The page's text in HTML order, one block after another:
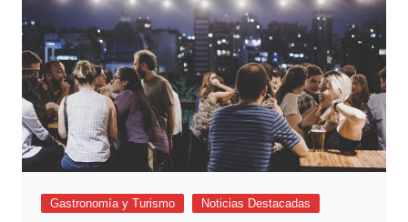
Gastronomía y Turismo Noticias Destacadas